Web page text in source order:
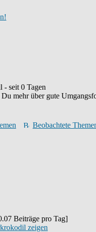
- seit 0 Tagen
mehr über gute
Beobachtete
Beiträge pro Tag]
zeigen